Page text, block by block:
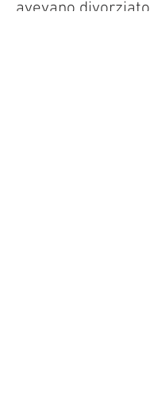
avevano divorziato